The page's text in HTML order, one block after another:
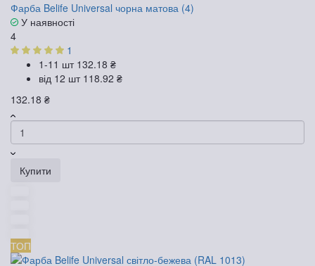
Фарба Belife Universal чорна матова (4)
У наявності
4
1
1-11 шт 132.18 ₴
від 12 шт 118.92 ₴
132.18 ₴
Купити
ТОП